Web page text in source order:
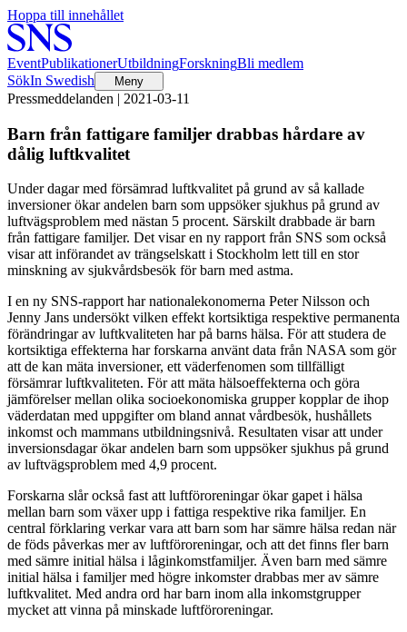
Hoppa till innehållet
EventPublikationerUtbildningForskningBli medlem
SökIn Swedish Meny
Pressmeddelanden | 2021-03-11
Barn från fattigare familjer drabbas hårdare av
dålig luftkvalitet
Under dagar med försämrad luftkvalitet på grund av så kallade
inversioner ökar andelen barn som uppsöker sjukhus på grund av
luftvägsproblem med nästan 5 procent. Särskilt drabbade är barn
från fattigare familjer. Det visar en ny rapport från SNS som också
visar att införandet av trängselskatt i Stockholm lett till en stor
minskning av sjukvårdsbesök för barn med astma.
I en ny SNS-rapport har nationalekonomerna Peter Nilsson och
Jenny Jans undersökt vilken effekt kortsiktiga respektive permanenta
förändringar av luftkvaliteten har på barns hälsa. För att studera de
kortsiktiga effekterna har forskarna använt data från NASA som gör
att de kan mäta inversioner, ett väderfenomen som tillfälligt
försämrar luftkvaliteten. För att mäta hälsoeffekterna och göra
jämförelser mellan olika socioekonomiska grupper kopplar de ihop
väderdatan med uppgifter om bland annat vårdbesök, hushållets
inkomst och mammans utbildningsnivå. Resultaten visar att under
inversionsdagar ökar andelen barn som uppsöker sjukhus på grund
av luftvägsproblem med 4,9 procent.
Forskarna slår också fast att luftföroreningar ökar gapet i hälsa
mellan barn som växer upp i fattiga respektive rika familjer. En
central förklaring verkar vara att barn som har sämre hälsa redan när
de föds påverkas mer av luftföroreningar, och att det finns fler barn
med sämre initial hälsa i låginkomstfamiljer. Även barn med sämre
initial hälsa i familjer med högre inkomster drabbas mer av sämre
luftkvalitet. Med andra ord har barn inom alla inkomstgrupper
mycket att vinna på minskade luftföroreningar.